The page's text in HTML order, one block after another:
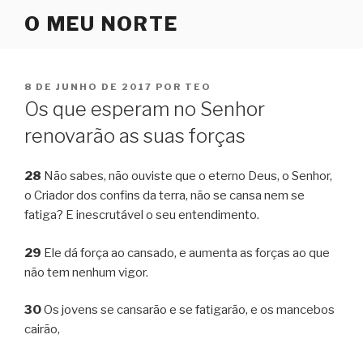
O MEU NORTE
PUBLICADO
EM
8 DE JUNHO DE 2017 POR TEO
Os que esperam no Senhor
renovarão as suas forças
28 Não sabes, não ouviste que o eterno Deus, o Senhor,
o Criador dos confins da terra, não se cansa nem se
fatiga? E inescrutável o seu entendimento.
29 Ele dá força ao cansado, e aumenta as forças ao que
não tem nenhum vigor.
30Os jovens se cansarão e se fatigarão, e os mancebos
cairão,